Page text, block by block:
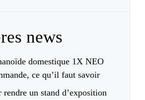
news
domestique 1X NEO
ce qu’il faut savoir
rendre un stand d’exposition